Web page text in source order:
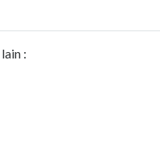
: